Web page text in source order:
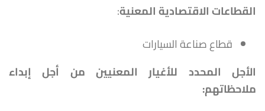
القطاعات الاقتصادية المعنية:
قطاع صناعة السيارات
الأجل المحدد للأغيار المعنيين من أجل إبداء
ملاحظاتهم: